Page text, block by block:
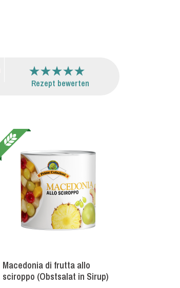
Rezept bewerten
Macedonia di frutta allo
sciroppo (Obstsalat in Sirup)